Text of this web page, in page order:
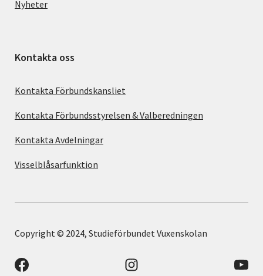
Nyheter
Kontakta oss
Kontakta Förbundskansliet
Kontakta Förbundsstyrelsen & Valberedningen
Kontakta Avdelningar
Visselblåsarfunktion
Copyright © 2024, Studieförbundet Vuxenskolan